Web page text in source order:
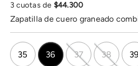
3 cuotas de $44.300
Zapatilla de cuero graneado
35 36 37 38 39